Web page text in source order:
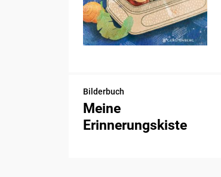
Bilderbuch
Meine
Erinnerungskiste